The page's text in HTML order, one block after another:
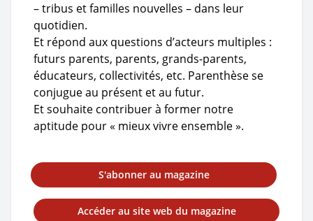
– tribus et familles nouvelles – dans leur
quotidien.
Et répond aux questions d’acteurs multiples :
futurs parents, parents, grands-parents,
éducateurs, collectivités, etc. Parenthèse se
conjugue au présent et au futur.
Et souhaite contribuer à former notre
aptitude pour « mieux vivre ensemble ».
S'abonner au magazine
Accéder au site web du magazine